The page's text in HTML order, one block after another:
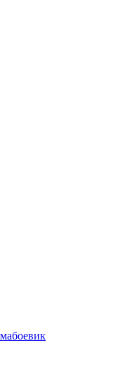
боевик